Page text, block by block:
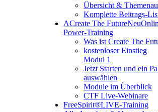
Übersicht &
Komplette Beitrags-
ACreate The FutureNeu
Power-Training
Was ist Create The
kostenloser Einstieg
Modul 1
Jetzt Starten und ein
auswählen
Module im Überblick
CTF Live-Webinare
FreeSpirit®LIVE-Training